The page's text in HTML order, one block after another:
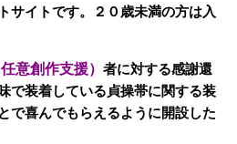
サイトです。２０歳未満の方は入
意創作支援） 者に対する感謝還
で装着している貞操帯に関する装
で喜んでもらえるように開設した